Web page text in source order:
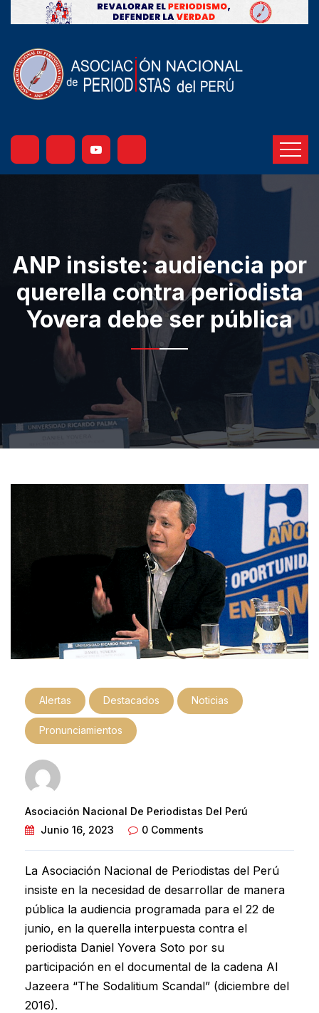
ANP insiste: audiencia por
querella contra periodista
Yovera debe ser pública
Alertas Destacados Noticias
Pronunciamientos
Asociación Nacional De Periodistas Del Perú
Junio 16, 2023
0 Comments
La Asociación Nacional de Periodistas del Perú
insiste en la necesidad de desarrollar de manera
pública la audiencia programada para el 22 de
junio, en la querella interpuesta contra el
periodista Daniel Yovera Soto por su
participación en el documental de la cadena Al
Jazeera “The Sodalitium Scandal” (diciembre del
2016).